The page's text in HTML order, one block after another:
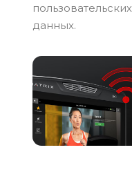
пользовательских
данных.